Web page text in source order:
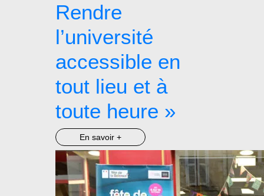
Rendre
l’université
accessible en
tout lieu et à
toute heure »
En savoir +